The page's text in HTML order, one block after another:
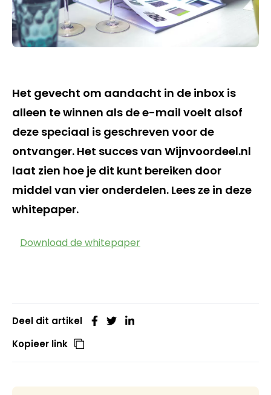
Het gevecht om aandacht in de inbox is
alleen te winnen als de e-mail voelt alsof
deze speciaal is geschreven voor de
ontvanger. Het succes van Wijnvoordeel.nl
laat zien hoe je dit kunt bereiken door
middel van vier onderdelen. Lees ze in deze
whitepaper.
Download de whitepaper
Deel dit artikel
Kopieer link